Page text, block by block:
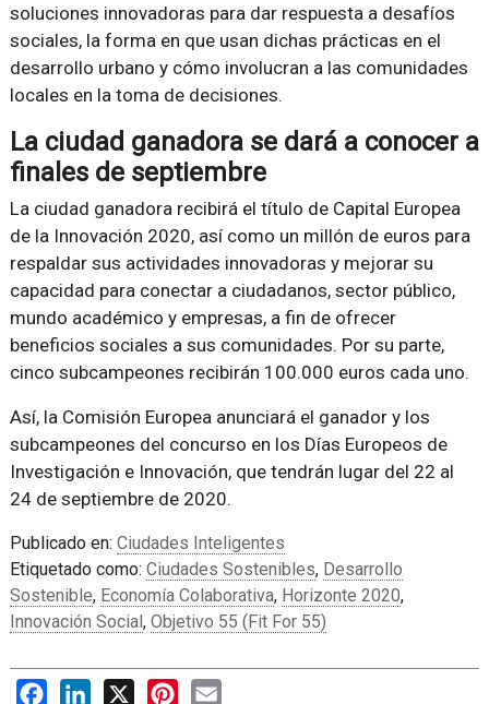
soluciones innovadoras para dar respuesta a desafíos
sociales, la forma en que usan dichas prácticas en el
desarrollo urbano y cómo involucran a las comunidades
locales en la toma de decisiones.
La ciudad ganadora se dará a conocer a
finales de septiembre
La ciudad ganadora recibirá el título de Capital Europea
de la Innovación 2020, así como un millón de euros para
respaldar sus actividades innovadoras y mejorar su
capacidad para conectar a ciudadanos, sector público,
mundo académico y empresas, a fin de ofrecer
beneficios sociales a sus comunidades. Por su parte,
cinco subcampeones recibirán 100.000 euros cada uno.
Así, la Comisión Europea anunciará el ganador y los
subcampeones del concurso en los Días Europeos de
Investigación e Innovación, que tendrán lugar del 22 al
24 de septiembre de 2020.
Publicado en: Ciudades Inteligentes
Etiquetado como: Ciudades Sostenibles, Desarrollo
Sostenible, Economía Colaborativa, Horizonte 2020,
Innovación Social, Objetivo 55 (Fit For 55)
FacebookLinkedIn
X PinterestEmail